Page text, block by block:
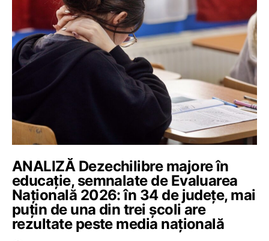
ANALIZĂ Dezechilibre majore în
educație, semnalate de Evaluarea
Națională 2026: în 34 de județe, mai
puțin de una din trei școli are
rezultate peste media națională